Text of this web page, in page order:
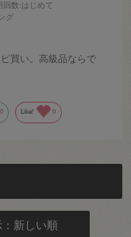
回数:はじめて
グ
買い。高級品ならで
0 Like! 0
新しい順